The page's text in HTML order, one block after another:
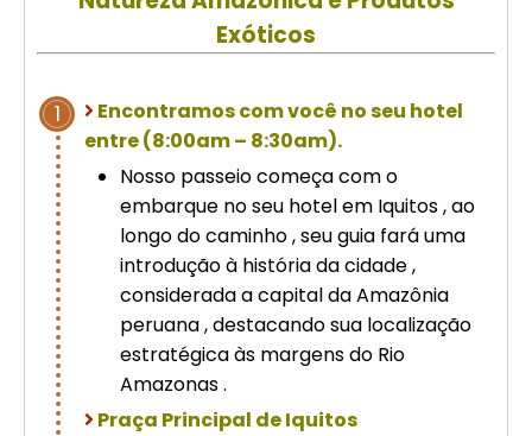
Cusco – Acomodação em hotel 4
estrelas | Machu Picchu
Excursão de luxo de 8 dias em
Cusco: Machu Picchu + hotel 4
estrelas
Exóticos
1
Encontramos com você no seu hotel
entre (8:00am – 8:30am).
Nosso passeio começa com o
embarque no seu hotel em Iquitos , ao
longo do caminho , seu guia fará uma
introdução à história da cidade ,
considerada a capital da Amazônia
peruana , destacando sua localização
estratégica às margens do Rio
Amazonas .
Praça Principal de Iquitos